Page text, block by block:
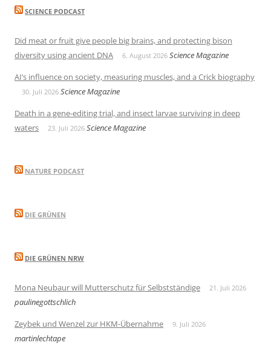
SCIENCE PODCAST
Did meat or fruit give people big brains, and protecting bison
diversity using ancient DNA
6. August 2026 Science Magazine
AI’s influence on society, measuring muscles, and a Crick biography
30. Juli 2026 Science Magazine
Death in a gene-editing trial, and insect larvae surviving in deep
waters
23. Juli 2026 Science Magazine
NATURE PODCAST
DIE GRÜNEN
DIE GRÜNEN NRW
Mona Neubaur will Mutterschutz für Selbstständige 21. Juli 2026
paulinegottschlich
Zeybek und Wenzel zur HKM-Übernahme
9. Juli 2026
martinlechtape